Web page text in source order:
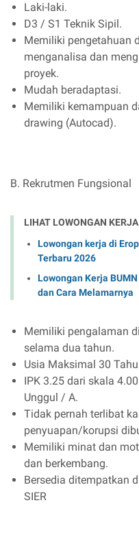
Laki-laki.
D3 / S1 Teknik Sipil.
Memiliki pengetahuan
menganalisa dan
proyek.
Mudah beradaptasi.
Memiliki kemampuan
drawing (Autocad).
B. Rekrutmen Fungsional
LIHAT LOWONGAN
Lowongan kerja di
Terbaru 2026
Lowongan Kerja
dan Cara Melamarnya
Memiliki pengalaman
selama dua tahun.
Usia Maksimal 30
IPK 3.25 dari skala
Unggul / A.
Tidak pernah terlibat
penyuapan/korupsi
Memiliki minat dan
dan berkembang.
Bersedia ditempatkan
SIER